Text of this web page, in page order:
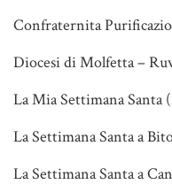
Confraternita
Diocesi di Molfetta –
La Mia Settimana Santa
La Settimana Santa a
La Settimana Santa a